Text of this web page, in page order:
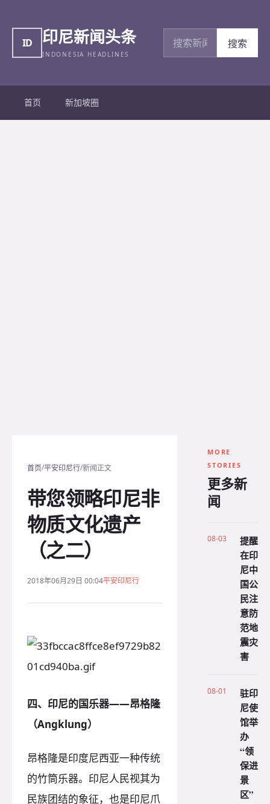
ID 印尼新闻头条
INDONESIA HEADLINES
搜索新闻
搜索
首页 新加坡圈
首页/平安印尼行/新闻正文
带您领略印尼非
物质文化遗产
（之二）
2018年06月29日 00:04平安印尼行
四、印尼的国乐器——昂格隆
（Angklung）
昂格隆是印度尼西亚一种传统
的竹筒乐器。印尼人民视其为
民族团结的象征，也是印尼爪
MORE
STORIES
更多新
闻
08-03
提醒
在印
尼中
国公
民注
意防
范地
震灾
害
08-01
驻印
尼使
馆举
办
“领
保进
景
区”